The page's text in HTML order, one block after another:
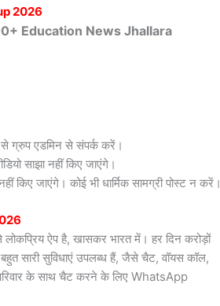
2026
Education News Jhallara
से ग्रुप एडमिन से संपर्क करें।
साझा नहीं किए जाएंगे।
किए जाएंगे। कोई भी धार्मिक सामग्री पोस्ट न करें।
ऐप है, खासकर भारत में। हर दिन करोड़ों
सारी सुविधाएं उपलब्ध हैं, जैसे चैट, वॉयस कॉल,
के साथ चैट करने के लिए WhatsApp